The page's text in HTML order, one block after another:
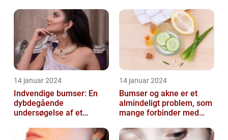
14 januar 2024
Indvendige bumser: En
dybdegående
undersøgelse af et
14 januar 2024
Bumser og akne er et
almindeligt problem, som
mange forbinder med